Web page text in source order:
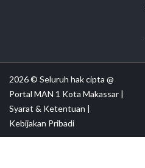
2026 © Seluruh hak cipta @
Portal MAN 1 Kota Makassar |
Syarat & Ketentuan |
Kebijakan Pribadi